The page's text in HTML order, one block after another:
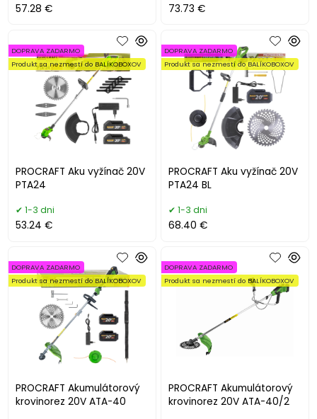
57.28 € 73.73 €
PROCRAFT Aku vyžínač 20V
PTA24
DOPRAVA ZADARMO
Produkt sa nezmestí do BALÍKOBOXOV
1-3 dni
53.24 €
PROCRAFT Aku vyžínač 20V
PTA24 BL
DOPRAVA ZADARMO
Produkt sa nezmestí do BALÍKOBOXOV
1-3 dni
68.40 €
PROCRAFT Akumulátorový
krovinorez 20V ATA-40
DOPRAVA ZADARMO
Produkt sa nezmestí do BALÍKOBOXOV
PROCRAFT Akumulátorový
krovinorez 20V ATA-40/2
DOPRAVA ZADARMO
Produkt sa nezmestí do BALÍKOBOXOV